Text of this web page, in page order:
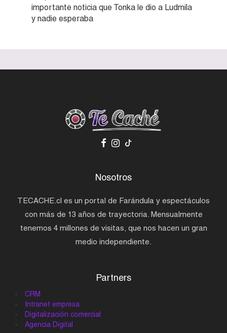
importante noticia que Tonka le dio a Ludmila
y nadie esperaba
Nosotros
TECACHE.cl es un portal de Farándula y espectáculos
con más de 13 años de trayectoria. Mensualmente
tenemos 4 millones de visitas, que nos hacen un gran
medio independiente.
Partners
CRM
Intranet empresa
Digitalización comercial
Agencia Digital